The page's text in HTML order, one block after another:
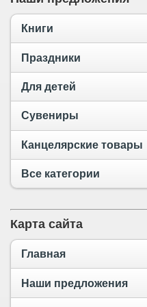
Книги
Праздники
Для детей
Сувениры
Канцелярские товары
Все категории
Карта сайта
Главная
Наши предложения